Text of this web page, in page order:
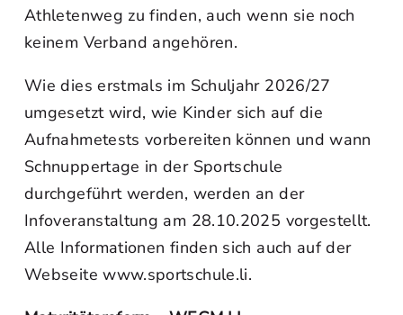
Athletenweg zu finden, auch wenn sie noch
keinem Verband angehören.
Wie dies erstmals im Schuljahr 2026/27
umgesetzt wird, wie Kinder sich auf die
Aufnahmetests vorbereiten können und wann
Schnuppertage in der Sportschule
durchgeführt werden, werden an der
Infoveranstaltung am 28.10.2025 vorgestellt.
Alle Informationen finden sich auch auf der
Webseite www.sportschule.li.